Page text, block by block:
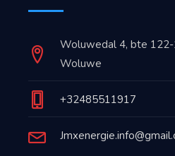
Woluwedal 4, bte
Woluwe
+32485511917